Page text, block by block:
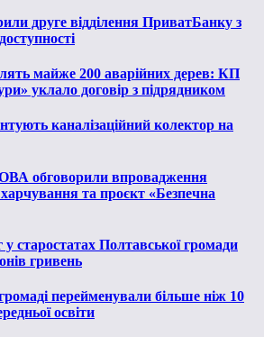
друге відділення ПриватБанку з
майже 200 аварійних дерев: КП
уклало договір з підрядником
каналізаційний колектор на
обговорили впровадження
та проєкт «Безпечна
старостатах Полтавської громади
гривень
перейменували більше ніж 10
освіти